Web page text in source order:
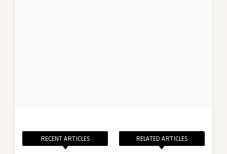
RECENT ARTICLES RELATED ARTICLES